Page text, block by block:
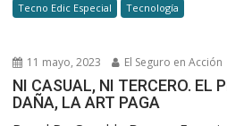
Tecno Edic Especial
Tecnología
11 mayo, 2023 El Seguro en Acción
NI CASUAL, NI TERCERO. EL
DAÑA, LA ART PAGA